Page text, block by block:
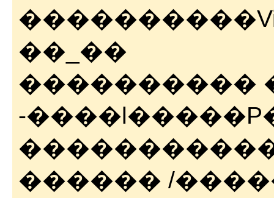
��_��
����������
������ /